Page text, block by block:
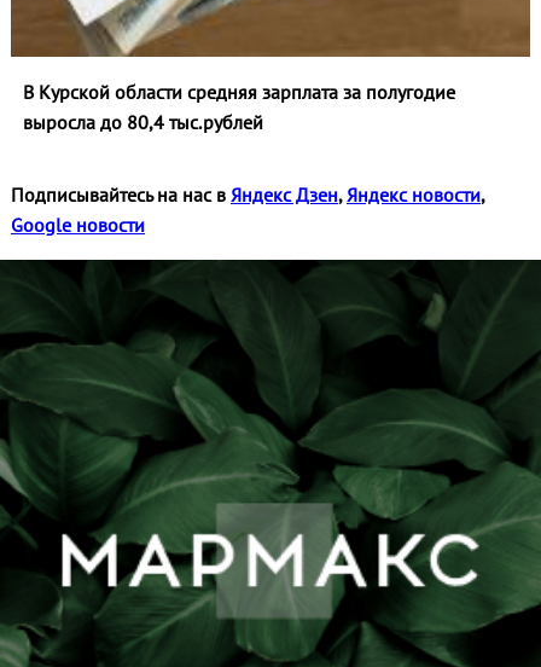
В Курской области средняя зарплата за полугодие
выросла до 80,4 тыс.рублей
Подписывайтесь на нас в Яндекс Дзен, Яндекс новости,
Google новости